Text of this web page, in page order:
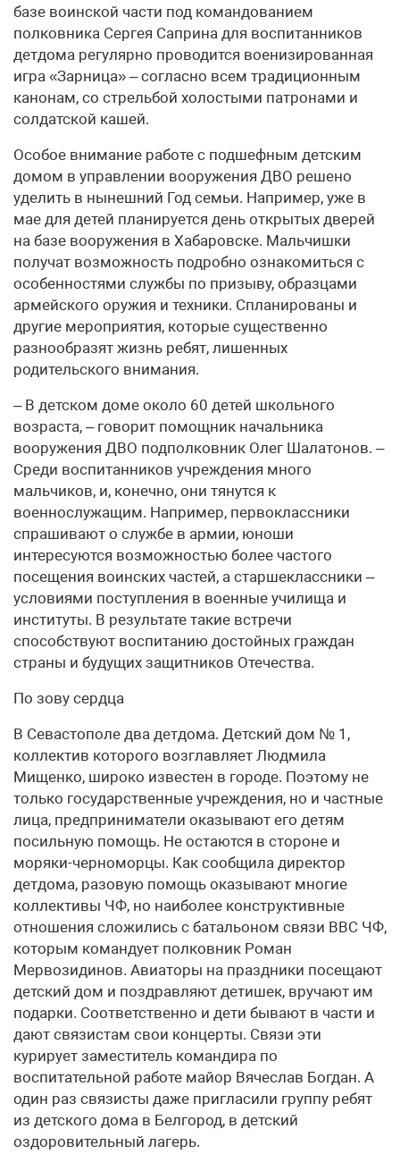
базе воинской части под командованием
полковника Сергея Саприна для воспитанников
детдома регулярно проводится военизированная
игра «Зарница» – согласно всем традиционным
канонам, со стрельбой холостыми патронами и
солдатской кашей.
Особое внимание работе с подшефным детским
домом в управлении вооружения ДВО решено
уделить в нынешний Год семьи. Например, уже в
мае для детей планируется день открытых дверей
на базе вооружения в Хабаровске. Мальчишки
получат возможность подробно ознакомиться с
особенностями службы по призыву, образцами
армейского оружия и техники. Спланированы и
другие мероприятия, которые существенно
разнообразят жизнь ребят, лишенных
родительского внимания.
– В детском доме около 60 детей школьного
возраста, – говорит помощник начальника
вооружения ДВО подполковник Олег Шалатонов. –
Среди воспитанников учреждения много
мальчиков, и, конечно, они тянутся к
военнослужащим. Например, первоклассники
спрашивают о службе в армии, юноши
интересуются возможностью более частого
посещения воинских частей, а старшеклассники –
условиями поступления в военные училища и
институты. В результате такие встречи
способствуют воспитанию достойных граждан
страны и будущих защитников Отечества.
По зову сердца
В Севастополе два детдома. Детский дом № 1,
коллектив которого возглавляет Людмила
Мищенко, широко известен в городе. Поэтому не
только государственные учреждения, но и частные
лица, предприниматели оказывают его детям
посильную помощь. Не остаются в стороне и
моряки-черноморцы. Как сообщила директор
детдома, разовую помощь оказывают многие
коллективы ЧФ, но наиболее конструктивные
отношения сложились с батальоном связи ВВС ЧФ,
которым командует полковник Роман
Мервозидинов. Авиаторы на праздники посещают
детский дом и поздравляют детишек, вручают им
подарки. Соответственно и дети бывают в части и
дают связистам свои концерты. Связи эти
курирует заместитель командира по
воспитательной работе майор Вячеслав Богдан. А
один раз связисты даже пригласили группу ребят
из детского дома в Белгород, в детский
оздоровительный лагерь.